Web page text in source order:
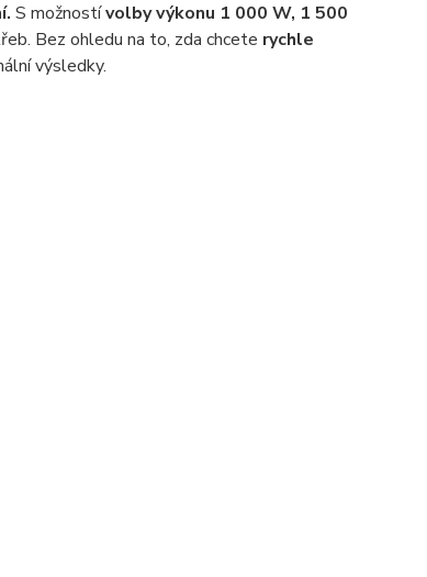
S možnostívolby výkonu 1 000 W, 1 500
Bez ohledu na to, zda chcete rychle
výsledky.